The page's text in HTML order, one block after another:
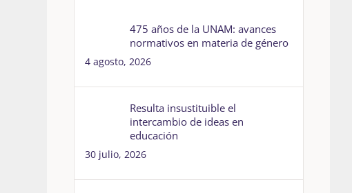
475 años de la UNAM: avances
normativos en materia de género
4 agosto, 2026
Resulta insustituible el
intercambio de ideas en
educación
30 julio, 2026